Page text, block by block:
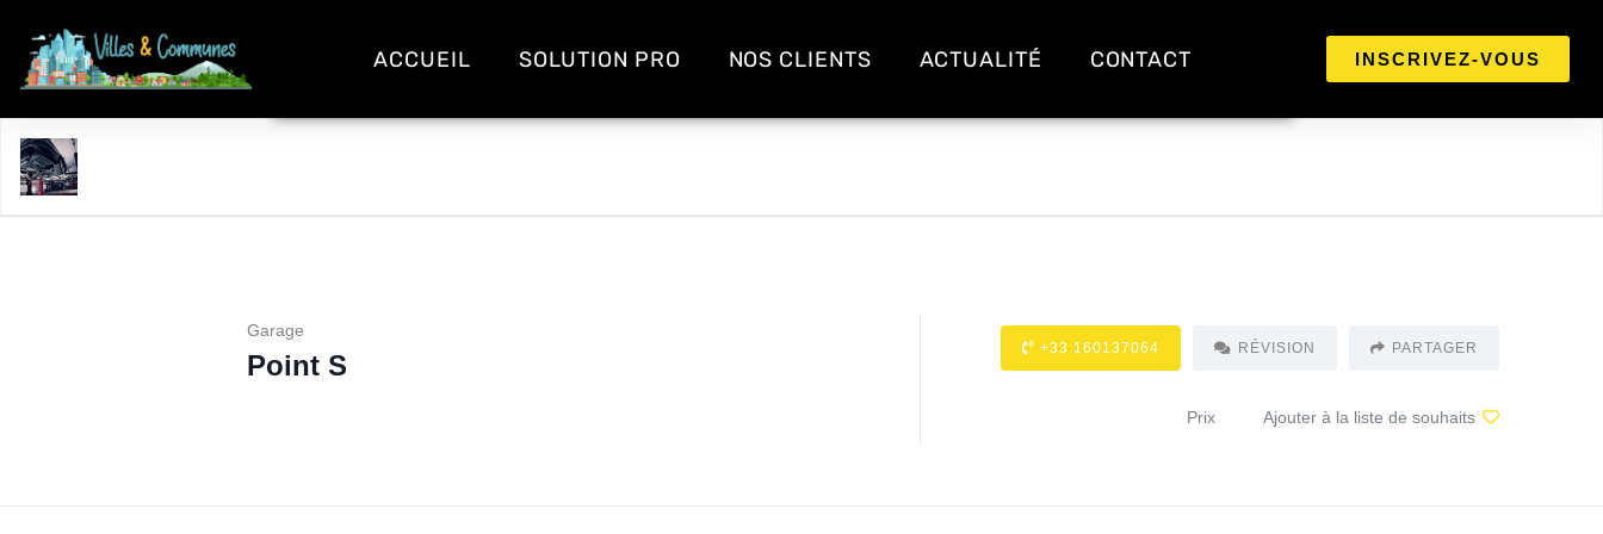
ACCUEIL SOLUTION PRO NOS CLIENTS ACTUALITÉ CONTACT INSCRIVEZ-VOUS
Garage
Point S
+33 160137064 RÉVISION PARTAGER
Prix Ajouter à la liste de souhaits